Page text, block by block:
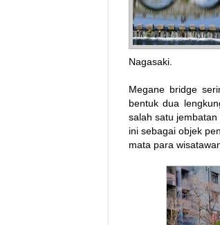
Nagasaki.
Megane bridge
bentuk dua
salah satu
ini sebagai objek
mata para